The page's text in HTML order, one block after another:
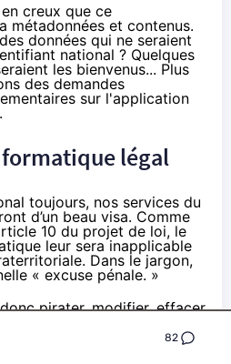
creux que ce
métadonnées et contenus.
données qui ne seraient
national ? Quelques
les bienvenus... Plus
des demandes
sur l'application
légal
toujours, nos services du
d’un beau visa. Comme
10 du projet de loi, le
leur sera inapplicable
Dans le jargon,
« excuse pénale. »
pirater, modifier, effacer,
ce bon leur semble, dès lors
des sept finalités. Jamais ils
82